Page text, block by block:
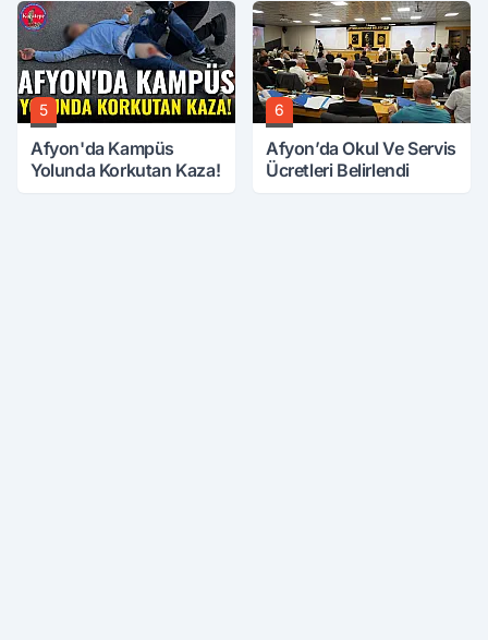
5
Afyon'da Kampüs
Yolunda Korkutan Kaza!
6
Afyon’da Okul Ve Servis
Ücretleri Belirlendi